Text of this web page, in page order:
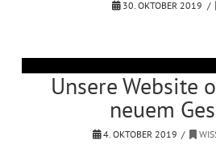
30. OKTOBER 2019
Unsere Website
neuem
4. OKTOBER 2019